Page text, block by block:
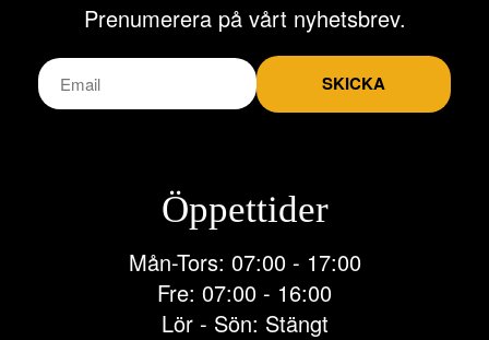
Prenumerera på vårt nyhetsbrev.
SKICKA
Öppettider
Mån-Tors: 07:00 - 17:00
Fre: 07:00 - 16:00
Lör - Sön: Stängt